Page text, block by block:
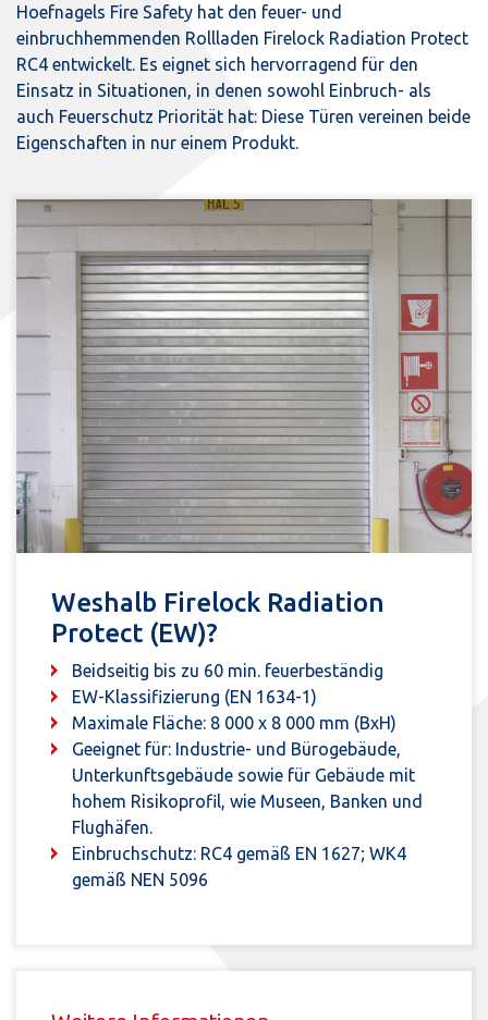
Hoefnagels Fire Safety hat den feuer- und
einbruchhemmenden Rollladen Firelock Radiation Protect
RC4 entwickelt. Es eignet sich hervorragend für den
Einsatz in Situationen, in denen sowohl Einbruch- als
auch Feuerschutz Priorität hat: Diese Türen vereinen beide
Eigenschaften in nur einem Produkt.
Weshalb Firelock Radiation
Protect (EW)?
Beidseitig bis zu 60 min. feuerbeständig
EW-Klassifizierung (EN 1634-1)
Maximale Fläche: 8 000 x 8 000 mm (BxH)
Geeignet für: Industrie- und Bürogebäude,
Unterkunftsgebäude sowie für Gebäude mit
hohem Risikoprofil, wie Museen, Banken und
Flughäfen.
Einbruchschutz: RC4 gemäß EN 1627; WK4
gemäß NEN 5096